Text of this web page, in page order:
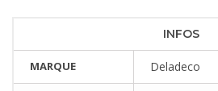
INFOS
MARQUE Deladeco